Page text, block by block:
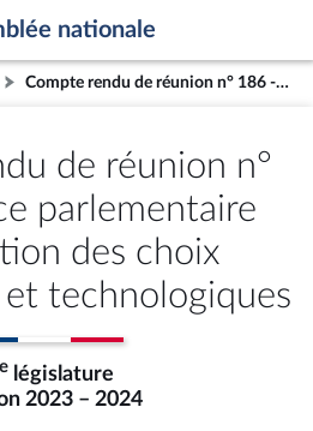
nationale
Compte rendu de réunion n° 186 - Office parlementaire d'évaluation des choix scientifiques et technologiques
de réunion n°
parlementaire
des choix
technologiques
e législature
2023 – 2024